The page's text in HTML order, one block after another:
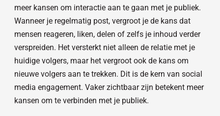
meer kansen om interactie aan te gaan met je publiek.
Wanneer je regelmatig post, vergroot je de kans dat
mensen reageren, liken, delen of zelfs je inhoud verder
verspreiden. Het versterkt niet alleen de relatie met je
huidige volgers, maar het vergroot ook de kans om
nieuwe volgers aan te trekken. Dit is de kern van social
media engagement. Vaker zichtbaar zijn betekent meer
kansen om te verbinden met je publiek.